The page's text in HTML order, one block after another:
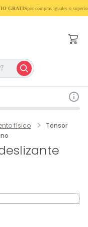
GRATISpor compras iguales o
físico
Tensor